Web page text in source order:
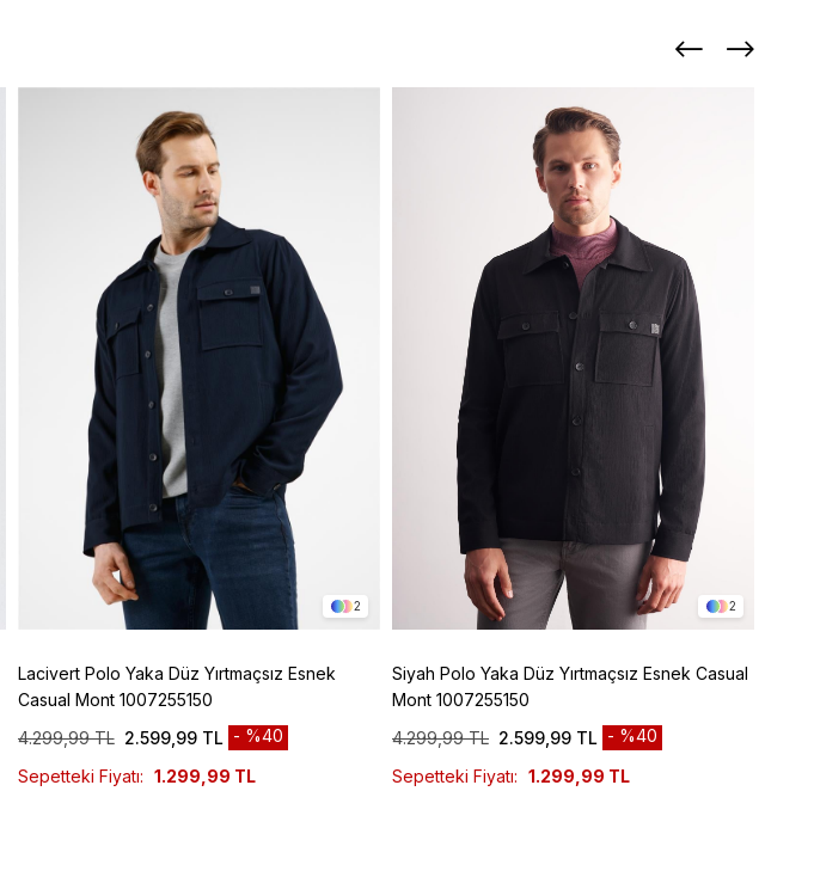
2
Lacivert Polo Yaka Düz Yırtmaçsız Esnek
Casual Mont 1007255150
4.299,99 TL 2.599,99 TL
%40
Sepetteki Fiyatı: 1.299,99 TL
2
Siyah Polo Yaka Düz Yırtmaçsız Esnek Casual
Mont 1007255150
4.299,99 TL 2.599,99 TL
%40
Sepetteki Fiyatı: 1.299,99 TL